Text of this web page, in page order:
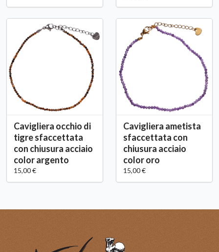
Cavigliera occhio di
tigre sfaccettata
con chiusura acciaio
color argento
15,00 €
Cavigliera ametista
sfaccettata con
chiusura acciaio
color oro
15,00 €